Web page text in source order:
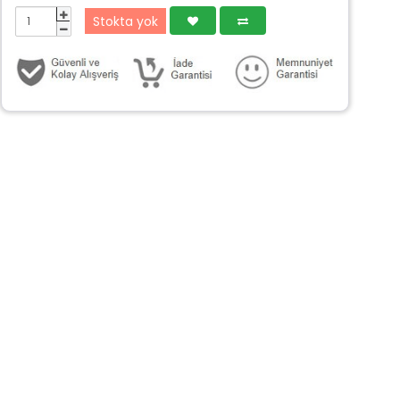
Stokta yok